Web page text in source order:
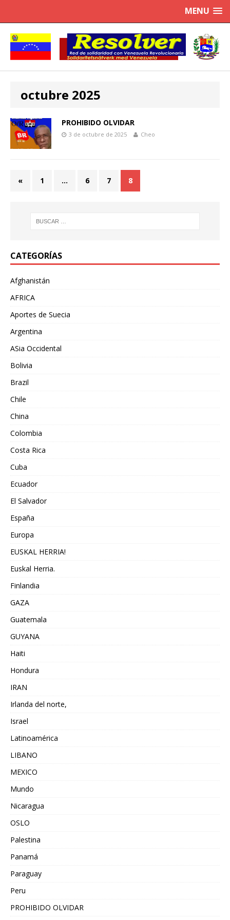
MENU
octubre 2025
PROHIBIDO OLVIDAR
3 de octubre de 2025 Cheo
« 1 … 6 7 8
CATEGORÍAS
Afghanistán
AFRICA
Aportes de Suecia
Argentina
ASia Occidental
Bolivia
Brazil
Chile
China
Colombia
Costa Rica
Cuba
Ecuador
El Salvador
España
Europa
EUSKAL HERRIA!
Euskal Herria.
Finlandia
GAZA
Guatemala
GUYANA
Haiti
Hondura
IRAN
Irlanda del norte,
Israel
Latinoamérica
LIBANO
MEXICO
Mundo
Nicaragua
OSLO
Palestina
Panamá
Paraguay
Peru
PROHIBIDO OLVIDAR